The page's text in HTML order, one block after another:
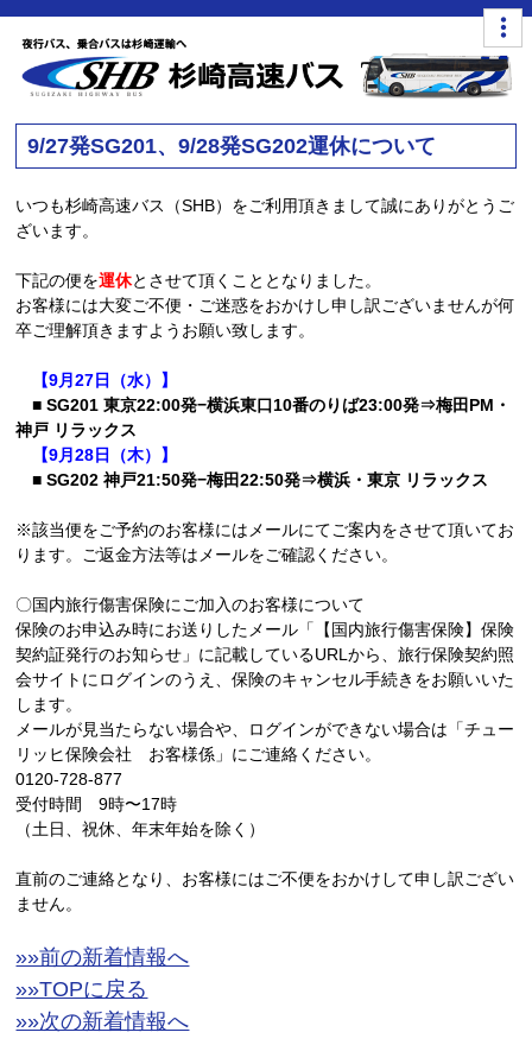
9/27発SG201、9/28発SG202運休について
いつも杉崎高速バス（SHB）をご利用頂きまして誠にありがとうご
ざいます。
下記の便を運休とさせて頂くこととなりました。
お客様には大変ご不便・ご迷惑をおかけし申し訳ございませんが何
卒ご理解頂きますようお願い致します。
【9月27日（水）】
■ SG201 東京22:00発−横浜東口10番のりば23:00発⇒梅田PM・
神戸 リラックス
【9月28日（木）】
■ SG202 神戸21:50発−梅田22:50発⇒横浜・東京 リラックス
※該当便をご予約のお客様にはメールにてご案内をさせて頂いてお
ります。ご返金方法等はメールをご確認ください。
〇国内旅行傷害保険にご加入のお客様について
保険のお申込み時にお送りしたメール「【国内旅行傷害保険】保険
契約証発行のお知らせ」に記載しているURLから、旅行保険契約照
会サイトにログインのうえ、保険のキャンセル手続きをお願いいた
します。
メールが見当たらない場合や、ログインができない場合は「チュー
リッヒ保険会社 お客様係」にご連絡ください。
0120-728-877
受付時間 9時〜17時
（土日、祝休、年末年始を除く）
直前のご連絡となり、お客様にはご不便をおかけして申し訳ござい
ません。
»»前の新着情報へ
»»TOPに戻る
»»次の新着情報へ